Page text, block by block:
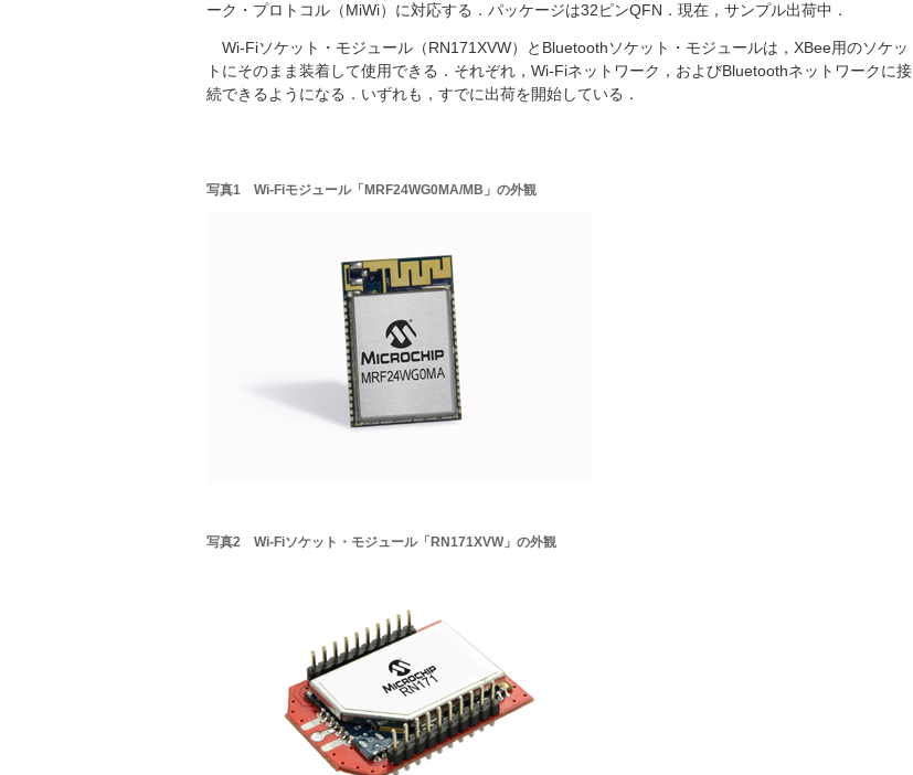
ーク・プロトコル（MiWi）に対応する．パッケージは32ピンQFN．現在，サンプル出荷中．
Wi-Fiソケット・モジュール（RN171XVW）とBluetoothソケット・モジュールは，XBee用のソケッ
トにそのまま装着して使用できる．それぞれ，Wi-Fiネットワーク，およびBluetoothネットワークに接
続できるようになる．いずれも，すでに出荷を開始している．
写真1 Wi-Fiモジュール「MRF24WG0MA/MB」の外観
写真2 Wi-Fiソケット・モジュール「RN171XVW」の外観